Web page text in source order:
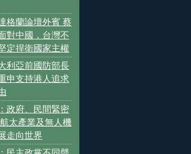
格蘭論壇外賓 蔡
對中國，台灣不
定捍衛國家主權
利亞前國防部長
申支持港人追求
政府、民間緊密
太產業及無人機
走向世界